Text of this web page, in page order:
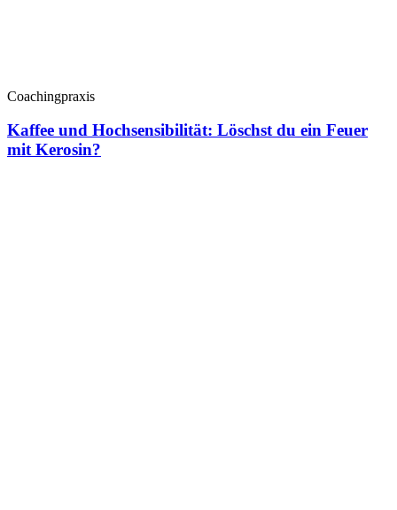
Coachingpraxis
Kaffee und Hochsensibilität: Löschst du ein Feuer
mit Kerosin?